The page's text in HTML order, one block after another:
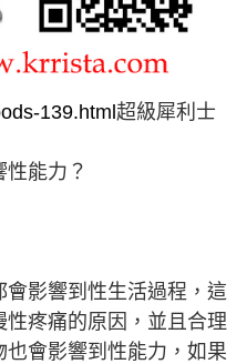
139.html超級犀利士
能力？
影響到性生活過程，這
疼痛的原因，並且合理
會影響到性能力，如果